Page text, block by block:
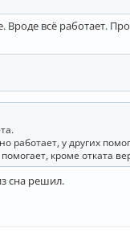
Вроде всё работает.
работает, у других
кроме отката
сна решил.